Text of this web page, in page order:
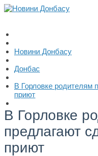
Новини Донбасу
Донбас
В Горловке родителям
приют
В Горловке
предлагают
приют